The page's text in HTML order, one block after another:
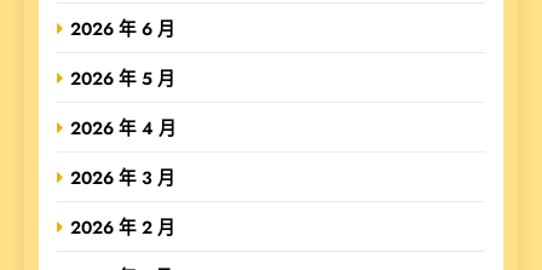
2026 年 6 月
2026 年 5 月
2026 年 4 月
2026 年 3 月
2026 年 2 月